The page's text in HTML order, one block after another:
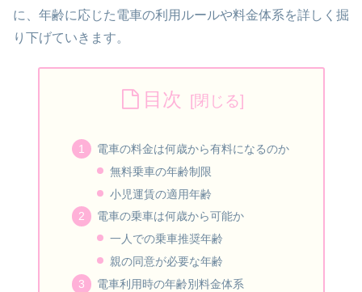
に、年齢に応じた電車の利用ルールや料金体系を詳しく掘
り下げていきます。
目次
電車の料金は何歳から有料になるのか
無料乗車の年齢制限
小児運賃の適用年齢
電車の乗車は何歳から可能か
一人での乗車推奨年齢
親の同意が必要な年齢
電車利用時の年齢別料金体系